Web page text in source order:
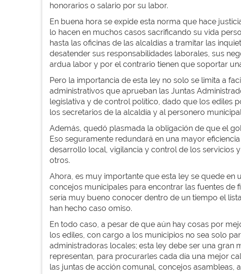
honorarios o salario por su labor.
En buena hora se expide esta norma que hace
lo hacen en muchos casos sacrificando su vida
hasta las oficinas de las alcaldías a tramitar las
desatender sus responsabilidades laborales, sus
ardua labor y por el contrario tienen que soportar
Pero la importancia de esta ley no solo se limita a
administrativos que aprueban las Juntas
legislativa y de control político, dado que los ediles
los secretarios de la alcaldía y al personero
Además, quedó plasmada la obligación de que el
Eso seguramente redundará en una mayor
desarrollo local, vigilancia y control de los servicios
otros.
Ahora, es muy importante que esta ley se quede en
concejos municipales para encontrar las fuentes de
sería muy bueno conocer dentro de un tiempo el
han hecho caso omiso.
En todo caso, a pesar de que aún hay cosas por
los ediles, con cargo a los municipios no sea solo
administradoras locales; esta ley debe ser una
representan, para procurarles cada día una mejor
las juntas de acción comunal, concejos asambleas,